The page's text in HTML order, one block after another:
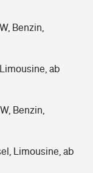
Benzin,
ab
Benzin,
Limousine, ab